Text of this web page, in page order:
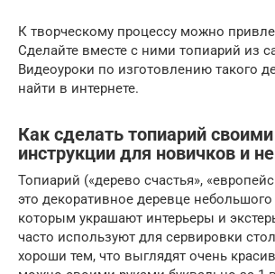
К творческому процессу можно
Сделайте вместе с ними топиарий из
Видеоуроки по изготовлению такого
найти в интернете.
Как сделать топиарий
инструкции для новичков и
Топиарий («дерево счастья»,
это декоративное деревце
которым украшают интерьеры и
часто используют для сервировки
хороши тем, что выглядят очень